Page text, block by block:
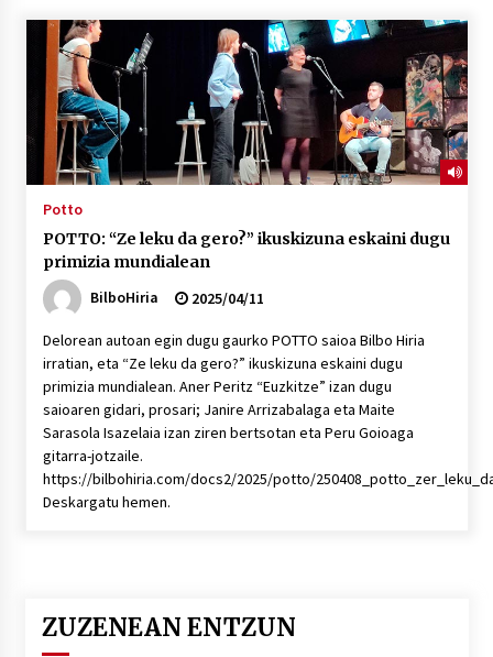
“Hiztegi bat” Gorka Urbizuk idatzitako letren
2026/07/23
Bakaikuko barnetegitik gazteek egindako saio
berezia
Tuba eta bonbardinoaren astea, Bilboko
Kontserbatorioan protagonista
2026/07/16
2026/07/15
2026/07/09
Potto
POTTO: “Ze leku da gero?” ikuskizuna eskaini dugu
primizia mundialean
BilboHiria
2025/04/11
Delorean autoan egin dugu gaurko POTTO saioa Bilbo Hiria
irratian, eta “Ze leku da gero?” ikuskizuna eskaini dugu
primizia mundialean. Aner Peritz “Euzkitze” izan dugu
saioaren gidari, prosari; Janire Arrizabalaga eta Maite
Sarasola Isazelaia izan ziren bertsotan eta Peru Goioaga
gitarra-jotzaile.
https://bilbohiria.com/docs2/2025/potto/
Deskargatu hemen.
ZUZENEAN ENTZUN